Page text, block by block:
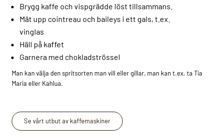
Brygg kaffe och vispgrädde löst tillsammans.
Mät upp cointreau och baileys i ett gals, t.ex.
vinglas
Häll på kaffet
Garnera med chokladströssel
Man kan välja den spritsorten man vill eller gillar, man kan t.ex. ta Tia
Maria eller Kahlua.
Se vårt utbut av kaffemaskiner